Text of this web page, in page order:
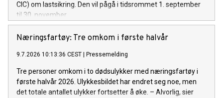
CIC) om lastsikring. Den vil pågå i tidsrommet 1. september
til 30. november.
Næringsfartøy: Tre omkom i første halvår
9.7.2026 10:13:36 CEST Pressemelding
Tre personer omkom i to dødsulykker med næringsfartøy i
første halvår 2026. Ulykkesbildet har endret seg noe, men
det totale antallet ulykker fortsetter å øke. – Alvorlig, sier